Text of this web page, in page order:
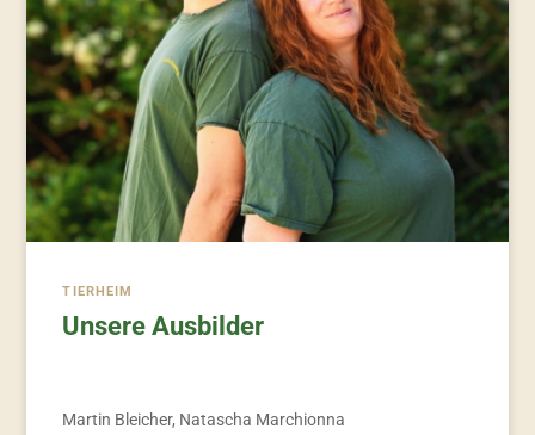
TIERHEIM
Unsere Ausbilder
Martin Bleicher, Natascha Marchionna